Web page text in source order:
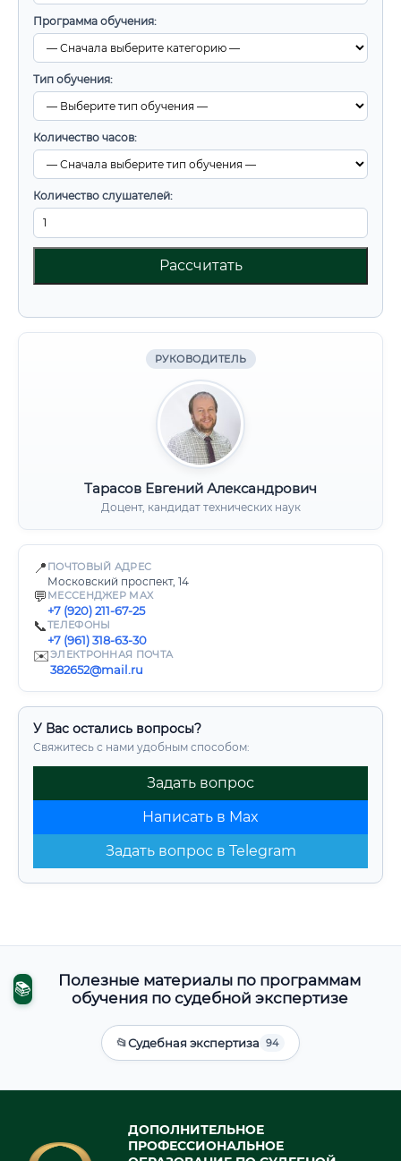
Программа обучения:
Тип обучения:
Количество часов:
Количество слушателей:
Рассчитать
РУКОВОДИТЕЛЬ
Тарасов Евгений Александрович
Доцент, кандидат технических наук
📍 ПОЧТОВЫЙ АДРЕС
Московский проспект, 14
💬 МЕССЕНДЖЕР MAX
+7 (920) 211-67-25
📞ТЕЛЕФОНЫ
+7 (961) 318-63-30
✉️ЭЛЕКТРОННАЯ ПОЧТА
382652@mail.ru
У Вас остались вопросы?
Свяжитесь с нами удобным способом:
Задать вопрос
Написать в Max
Задать вопрос в Telegram
📚
Полезные материалы по программам
обучения по судебной экспертизе
📂Судебная экспертиза 94
ДОПОЛНИТЕЛЬНОЕ
ПРОФЕССИОНАЛЬНОЕ